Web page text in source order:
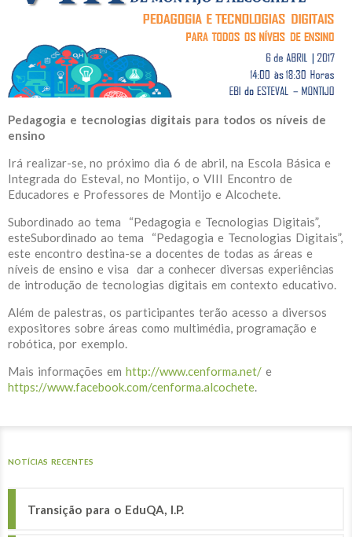
Pedagogia e tecnologias digitais para todos os níveis de
ensino
Irá realizar-se, no próximo dia 6 de abril, na Escola Básica e
Integrada do Esteval, no Montijo, o VIII Encontro de
Educadores e Professores de Montijo e Alcochete.
Subordinado ao tema “Pedagogia e Tecnologias Digitais”,
esteSubordinado ao tema “Pedagogia e Tecnologias Digitais”,
este encontro destina-se a docentes de todas as áreas e
níveis de ensino e visa dar a conhecer diversas experiências
de introdução de tecnologias digitais em contexto educativo.
Além de palestras, os participantes terão acesso a diversos
expositores sobre áreas como multimédia, programação e
robótica, por exemplo.
Mais informações em http://www.cenforma.net/ e
https://www.facebook.com/cenforma.alcochete.
NOTÍCIAS RECENTES
Transição para o EduQA, I.P.